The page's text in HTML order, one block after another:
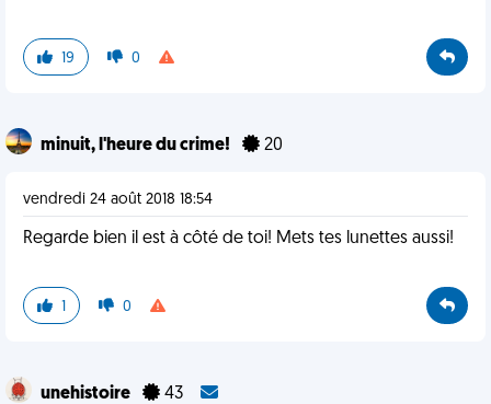
19 0
minuit, l'heure du crime! 20
vendredi 24 août 2018 18:54
Regarde bien il est à côté de toi! Mets tes lunettes aussi!
1 0
unehistoire 43